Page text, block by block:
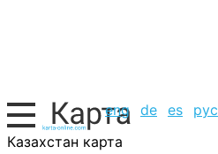
eng de es рус
Казахстан карта